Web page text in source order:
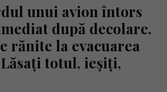
unui avion întors
după decolare.
rănite la evacuarea
totul, ieșiți,